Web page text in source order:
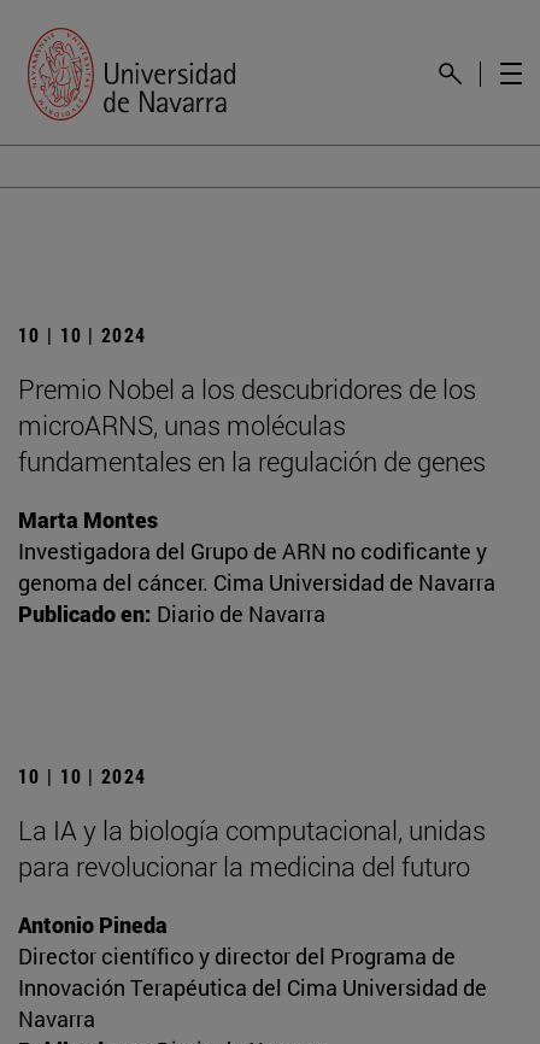
10 | 10 | 2024
Premio Nobel a los descubridores de los
microARNS, unas moléculas
fundamentales en la regulación de genes
Marta Montes
Investigadora del Grupo de ARN no codificante y
genoma del cáncer. Cima Universidad de Navarra
Publicado en: Diario de Navarra
10 | 10 | 2024
La IA y la biología computacional, unidas
para revolucionar la medicina del futuro
Antonio Pineda
Director científico y director del Programa de
Innovación Terapéutica del Cima Universidad de
Navarra